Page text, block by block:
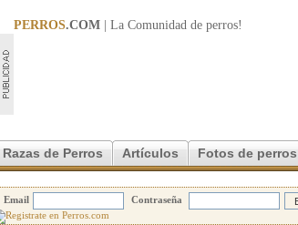
PERROS.COM | La Comunidad de perros!
Razas de Perros Artículos Fotos de perros
Email Contraseña